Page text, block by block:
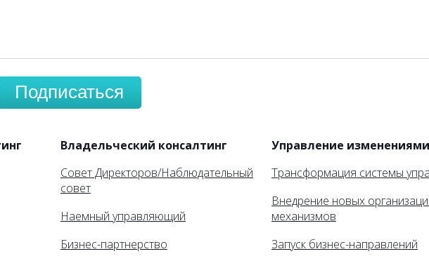
Подписаться
Владельческий консалтинг
Совет Директоров/Наблюдательный
совет
Наемный управляющий
Бизнес-партнерство
Управление изменениями
Трансформация системы
Внедрение новых
механизмов
Запуск бизнес-направлений